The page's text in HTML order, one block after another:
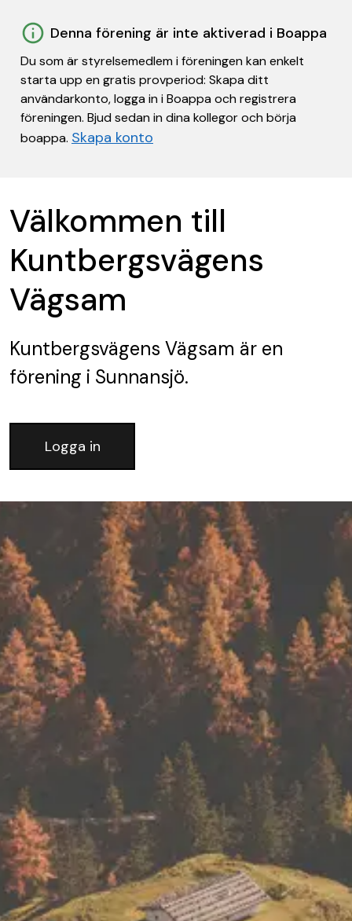
Denna förening är inte aktiverad i Boappa
Du som är styrelsemedlem i föreningen kan enkelt
starta upp en gratis provperiod: Skapa ditt
användarkonto, logga in i Boappa och registrera
föreningen. Bjud sedan in dina kollegor och börja
boappa. Skapa konto
Välkommen till
Kuntbergsvägens
Vägsam
Kuntbergsvägens Vägsam är en
förening i Sunnansjö.
Logga in